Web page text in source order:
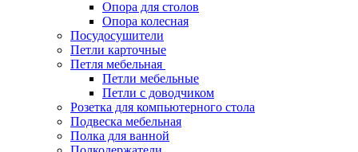
Опора для столов
Опора колесная
Посудосушители
Петли карточные
Петля мебельная
Петли мебельные
Петли с доводчиком
Розетка для компьютерного стола
Подвеска мебельная
Полка для ванной